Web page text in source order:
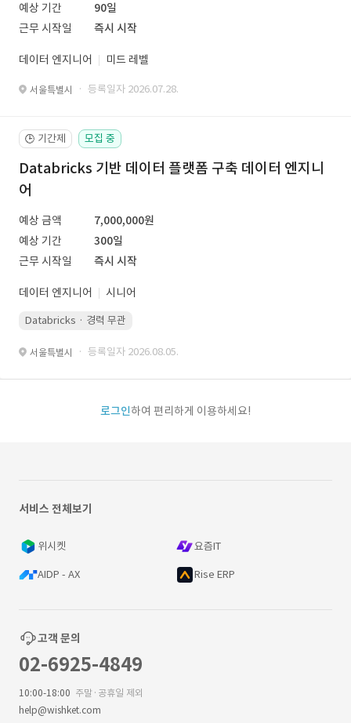
예상 기간
90일
근무 시작일
즉시 시작
데이터 엔지니어 미드 레벨
서울특별시 · 등록일자 2026.07.28.
🕒 기간제 모집 중
Databricks 기반 데이터 플랫폼 구축 데이터 엔지니
어
예상 금액
7,000,000원
예상 기간
300일
근무 시작일
즉시 시작
데이터 엔지니어 시니어
Databricks · 경력 무관
서울특별시 · 등록일자 2026.08.05.
로그인하여 편리하게 이용하세요!
서비스 전체보기
위시켓 요즘IT
AIDP - AX Rise ERP
고객 문의
02-6925-4849
10:00-18:00 주말·공휴일 제외
help@wishket.com